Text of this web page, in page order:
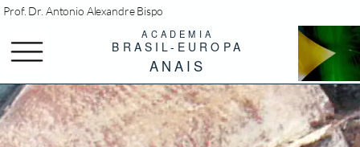
Prof. Dr.Antonio Alexandre Bispo
BRASIL-EUROPA
ANAIS